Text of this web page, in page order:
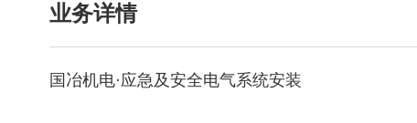
业务详情
国冶机电·应急及安全电气系统安装